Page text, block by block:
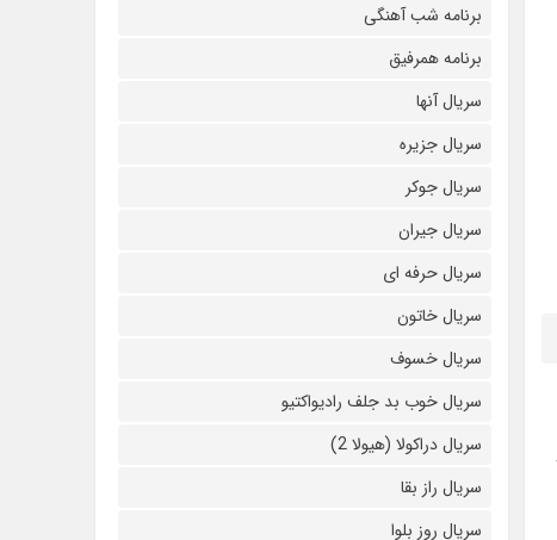
برنامه شب آهنگی
برنامه همرفیق
سریال آنها
سریال جزیره
سریال جوکر
سریال جیران
سریال حرفه ای
سریال خاتون
سریال خسوف
سریال خوب بد جلف رادیواکتیو
سریال دراکولا (هیولا 2)
سریال راز بقا
سریال روز بلوا